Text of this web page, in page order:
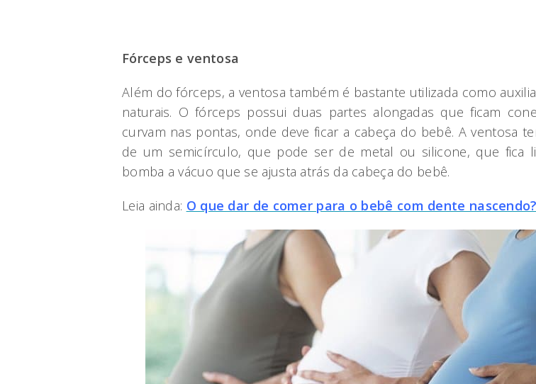
Fórceps e ventosa
Além do fórceps, a ventosa também é bastante utilizada como
naturais. O fórceps possui duas partes alongadas que ficam
curvam nas pontas, onde deve ficar a cabeça do bebê. A ventosa
de um semicírculo, que pode ser de metal ou silicone, que fica
bomba a vácuo que se ajusta atrás da cabeça do bebê.
Leia ainda: O que dar de comer para o bebê com dente nascendo?